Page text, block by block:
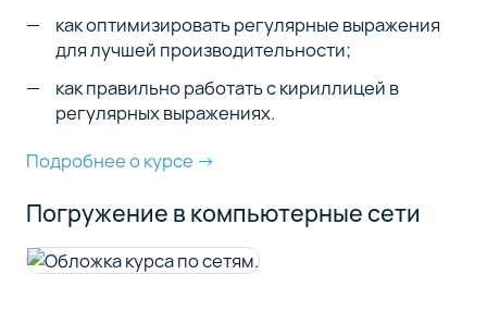
как оптимизировать регулярные выражения
для лучшей производительности;
как правильно работать с кириллицей в
регулярных выражениях.
Подробнее о курсе →
Погружение в компьютерные сети